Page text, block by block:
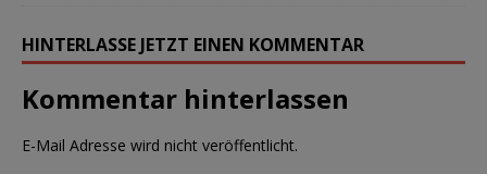
HINTERLASSE JETZT EINEN KOMMENTAR
Kommentar hinterlassen
E-Mail Adresse wird nicht veröffentlicht.